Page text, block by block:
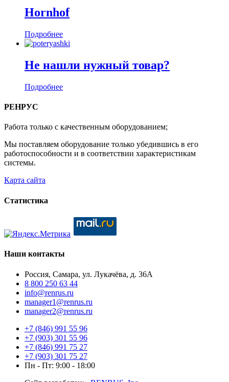
Hornhof
Подробнее
Не нашли нужный товар?
Подробнее
РЕНРУС
Работа только с качественным оборудованием;
Мы поставляем оборудование только убедившись в его
работоспособности и в соответствии характеристикам
системы.
Карта сайта
Статистика
Наши контакты
Россия, Самара, ул. Лукачёва, д. 36А
8 800 250 63 44
info@renrus.ru
manager1@renrus.ru
manager2@renrus.ru
+7 (846) 991 55 96
+7 (903) 301 55 96
+7 (846) 991 75 27
+7 (903) 301 75 27
Пн - Пт: 9:00 - 18:00